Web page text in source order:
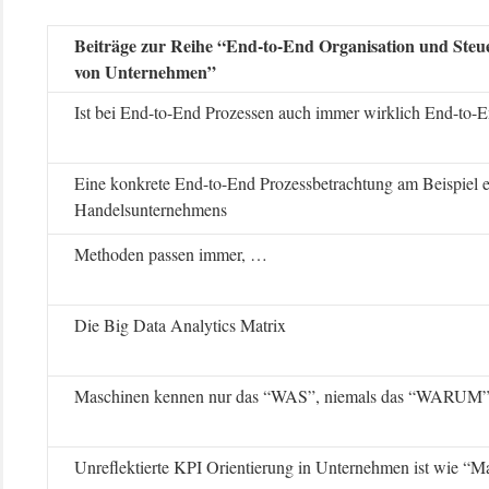
Beiträge zur Reihe “End-to-End Organisation und
von Unternehmen”
Ist bei End-to-End Prozessen auch immer wirklich End-to-
Eine konkrete End-to-End Prozessbetrachtung am Beispiel
Handelsunternehmens
Methoden passen immer, …
Die Big Data Analytics Matrix
Maschinen kennen nur das “WAS”, niemals das “WARUM”
Unreflektierte KPI Orientierung in Unternehmen ist wie